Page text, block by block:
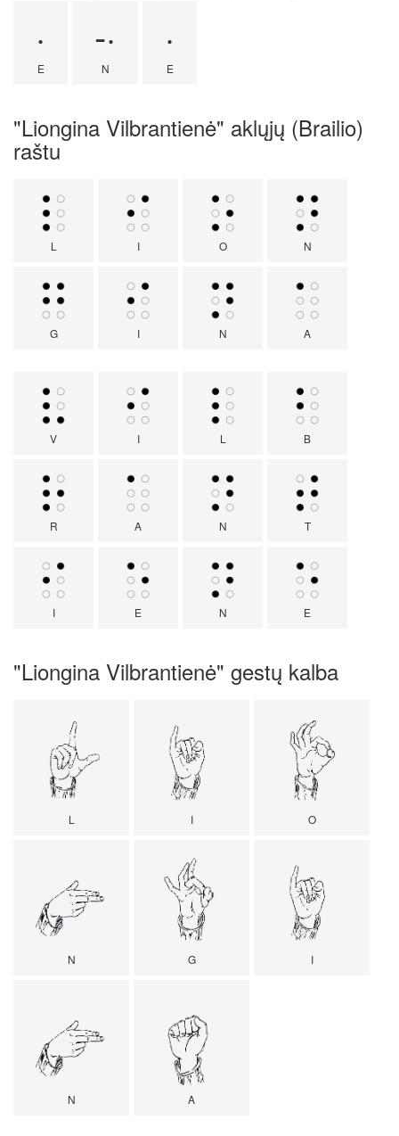
·
E
-·
N
·
E
"Liongina Vilbrantienė" aklųjų (Brailio)
raštu
L I O N
G I N A
V I L B
R A N T
I E N E
"Liongina Vilbrantienė" gestų kalba
L I O
N G I
N A